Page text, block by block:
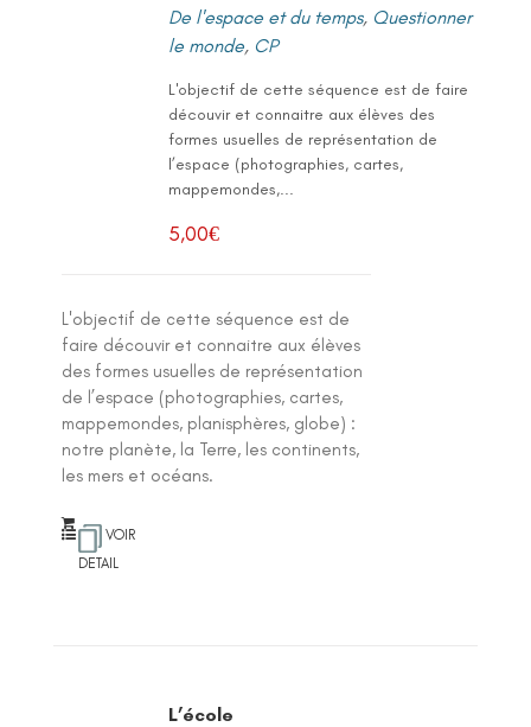
De l'espace et du temps, Questionner
le monde, CP
L'objectif de cette séquence est de faire
découvir et connaitre aux élèves des
formes usuelles de représentation de
l’espace (photographies, cartes,
mappemondes,...
5,00€
L'objectif de cette séquence est de
faire découvir et connaitre aux élèves
des formes usuelles de représentation
de l’espace (photographies, cartes,
mappemondes, planisphères, globe) :
notre planète, la Terre, les continents,
les mers et océans.
VOIR
DETAIL
L’école